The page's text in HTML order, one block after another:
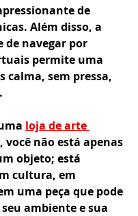
de
Além disso, a
de navegar por
permite uma
calma, sem pressa,
loja de arte
, você não está apenas
objeto; está
cultura, em
uma peça que pode
ambiente e sua